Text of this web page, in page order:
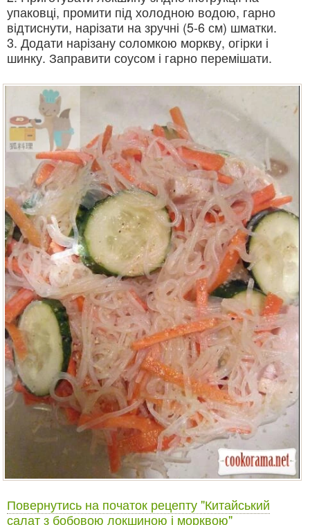
упаковці, промити під холодною водою, гарно
відтиснути, нарізати на зручні (5-6 см) шматки.
3. Додати нарізану соломкою моркву, огірки і
шинку. Заправити соусом і гарно перемішати.
Повернутись на початок рецепту "Китайський
салат з бобовою локшиною і морквою"